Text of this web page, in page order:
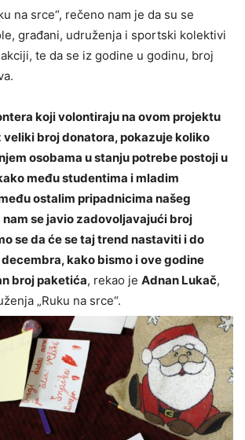
na srce“, rečeno nam je da su se
građani, udruženja i sportski kolektivi
te da se iz godine u godinu, broj
koji volontiraju na ovom projektu
veliki broj donatora, pokazuje koliko
osobama u stanju potrebe postoji u
među studentima i mladim
ostalim pripadnicima našeg
nam se javio zadovoljavajući broj
se da će se taj trend nastaviti i do
kako bismo i ove godine
broj paketića, rekao je Adnan Lukač,
„Ruku na srce“.